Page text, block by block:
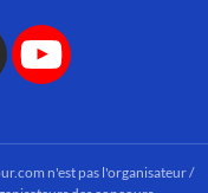
n'est pas l'organisateur /